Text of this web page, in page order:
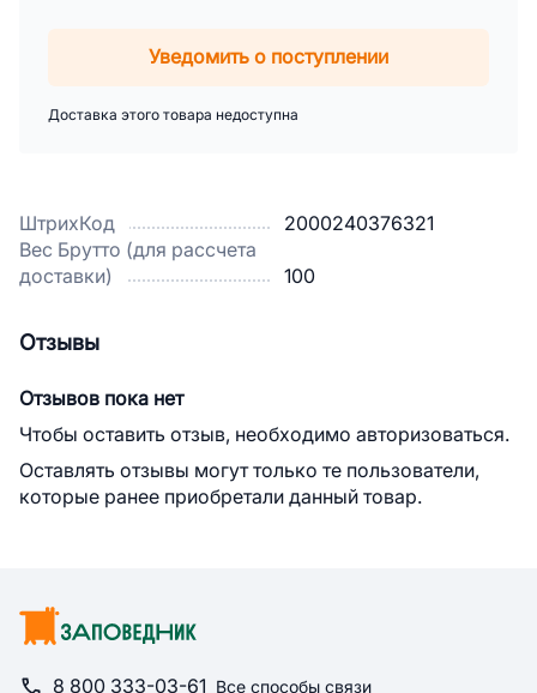
ШтрихКод
2000240376321
Вес Брутто (для рассчета
доставки)
100
Уведомить о поступлении
Доставка этого товара недоступна
Отзывы
Отзывов пока нет
Чтобы оставить отзыв, необходимо авторизоваться.
Оставлять отзывы могут только те пользователи,
которые ранее приобретали данный товар.
8 800 333-03-61 Все способы связи